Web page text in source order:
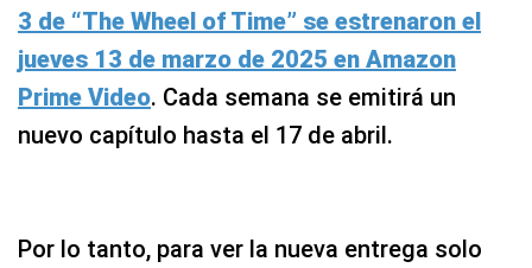
3 de “The Wheel of Time” se estrenaron el
jueves 13 de marzo de 2025 en Amazon
Prime Video. Cada semana se emitirá un
nuevo capítulo hasta el 17 de abril.
Por lo tanto, para ver la nueva entrega solo